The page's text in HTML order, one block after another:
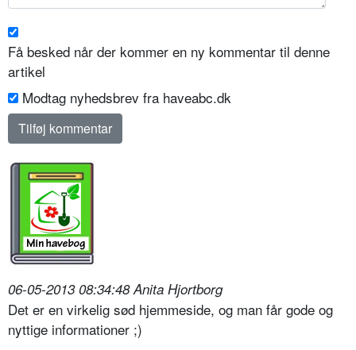
Få besked når der kommer en ny kommentar til denne
artikel
Modtag nyhedsbrev fra haveabc.dk
06-05-2013 08:34:48 Anita Hjortborg
Det er en virkelig sød hjemmeside, og man får gode og
nyttige informationer ;)